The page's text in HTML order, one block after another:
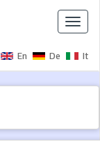
En De It